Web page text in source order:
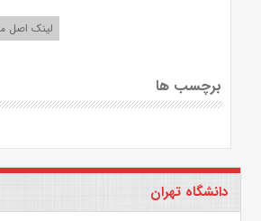
لینک اصل
برچسب ها
دانشگاه تهران